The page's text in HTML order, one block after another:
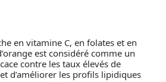
en vitamine C, en folates et en
est considéré comme un
contre les taux élevés de
d’améliorer les profils lipidiques